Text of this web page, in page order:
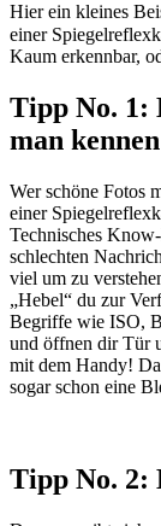
Hier ein kleines
einer
Kaum erkennbar,
Tipp No. 1:
man kennen
Wer schöne Fotos
einer
Technisches
schlechten
viel um zu
„Hebel“ du zur
Begriffe wie ISO,
und öffnen dir Tür
mit dem Handy!
sogar schon eine
Tipp No. 2: